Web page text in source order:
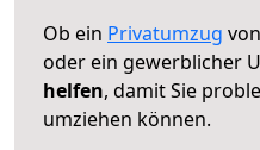
Ob ein Privatumzug
oder ein gewerblicher
helfen, damit Sie
umziehen können.